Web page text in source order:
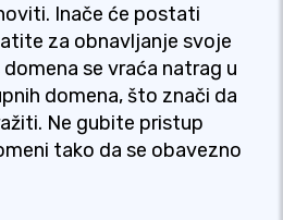
Inače će postati
za obnavljanje svoje
domena se vraća natrag u
domena, što znači da
Ne gubite pristup
tako da se obavezno